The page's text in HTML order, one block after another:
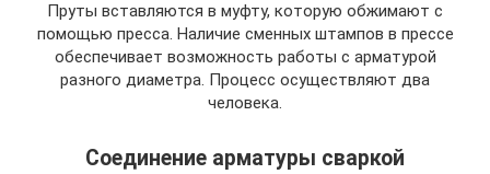
Пруты вставляются в муфту, которую обжимают с
помощью пресса. Наличие сменных штампов в прессе
обеспечивает возможность работы с арматурой
разного диаметра. Процесс осуществляют два
человека.
Соединение арматуры сваркой